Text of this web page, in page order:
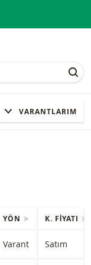
VARANTLARIM
YÖN K. FIYATI
seviyesiyle
Varant Satım